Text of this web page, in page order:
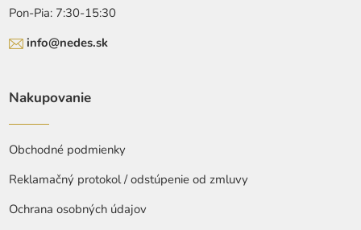
Pon-Pia: 7:30-15:30
info@nedes.sk
Nakupovanie
Obchodné podmienky
Reklamačný protokol / odstúpenie od zmluvy
Ochrana osobných údajov